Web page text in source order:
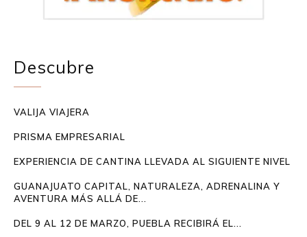
Descubre
VALIJA VIAJERA
PRISMA EMPRESARIAL
EXPERIENCIA DE CANTINA LLEVADA AL SIGUIENTE NIVEL
GUANAJUATO CAPITAL, NATURALEZA, ADRENALINA Y
AVENTURA MÁS ALLÁ DE...
DEL 9 AL 12 DE MARZO, PUEBLA RECIBIRÁ EL...